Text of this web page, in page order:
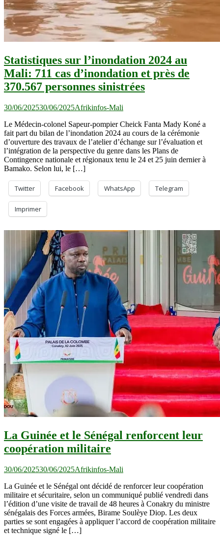
Statistiques sur l’inondation 2024 au
Mali: 711 cas d’inondation et près de
370.567 personnes sinistrées
30/06/202530/06/2025Afrikinfos-Mali
Le Médecin-colonel Sapeur-pompier Cheick Fanta Mady Koné a
fait part du bilan de l’inondation 2024 au cours de la cérémonie
d’ouverture des travaux de l’atelier d’échange sur l’évaluation et
l’intégration de la perspective du genre dans les Plans de
Contingence nationale et régionaux tenu le 24 et 25 juin dernier à
Bamako. Selon lui, le […]
Twitter Facebook WhatsApp Telegram
Imprimer
La Guinée et le Sénégal renforcent leur
coopération militaire
30/06/202530/06/2025Afrikinfos-Mali
La Guinée et le Sénégal ont décidé de renforcer leur coopération
militaire et sécuritaire, selon un communiqué publié vendredi dans
l’édition d’une visite de travail de 48 heures à Conakry du ministre
sénégalais des Forces armées, Birame Soulèye Diop. Les deux
parties se sont engagées à appliquer l’accord de coopération militaire
et technique signé le […]